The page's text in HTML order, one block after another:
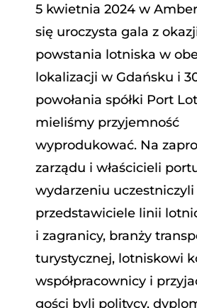
5 kwietnia 2024 w
się uroczysta gala z
powstania lotniska w
lokalizacji w Gdańsku i
powołania spółki Port
mieliśmy przyjemność
wyprodukować. Na
zarządu i właścicieli
wydarzeniu uczestniczyli
przedstawiciele linii
i zagranicy, branży
turystycznej, lotniskowi
współpracownicy i
gości byli politycy,